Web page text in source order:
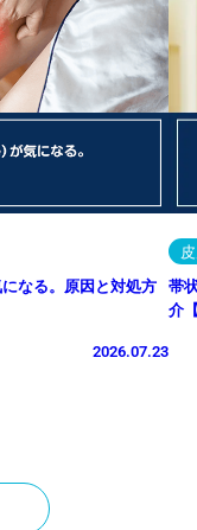
なる。原因と対処方
2026.07.23
帯
介